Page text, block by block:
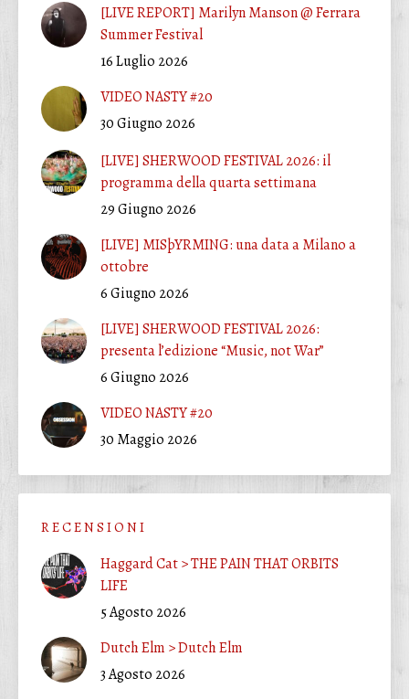
[LIVE REPORT] Marilyn Manson @ Ferrara
Summer Festival
16 Luglio 2026
VIDEO NASTY #20
30 Giugno 2026
[LIVE] SHERWOOD FESTIVAL 2026: il
programma della quarta settimana
29 Giugno 2026
[LIVE] MISþYRMING: una data a Milano a
ottobre
6 Giugno 2026
[LIVE] SHERWOOD FESTIVAL 2026:
presenta l’edizione “Music, not War”
6 Giugno 2026
VIDEO NASTY #20
30 Maggio 2026
R E C E N S I O N I
Haggard Cat > THE PAIN THAT ORBITS
LIFE
5 Agosto 2026
Dutch Elm > Dutch Elm
3 Agosto 2026